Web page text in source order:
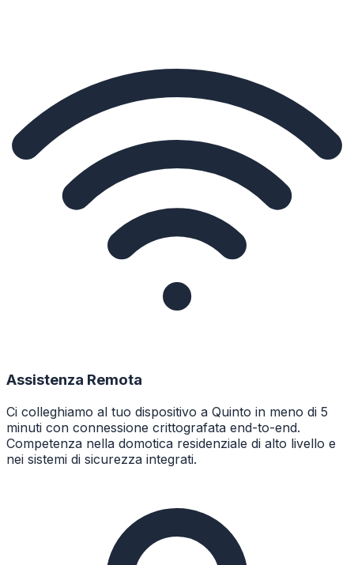
Assistenza Remota
Ci colleghiamo al tuo dispositivo a Quinto in meno di 5
minuti con connessione crittografata end-to-end.
Competenza nella domotica residenziale di alto livello e
nei sistemi di sicurezza integrati.